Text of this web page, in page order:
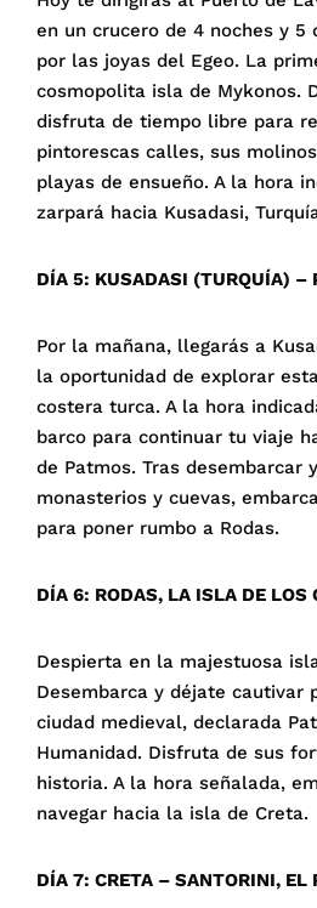
en un crucero de 4 noches y 5
por las joyas del Egeo. La
cosmopolita isla de Mykonos.
disfruta de tiempo libre para
pintorescas calles, sus
playas de ensueño. A la hora
zarpará hacia Kusadasi,
DÍA 5: KUSADASI (TURQUÍA) –
Por la mañana, llegarás a
la oportunidad de explorar
costera turca. A la hora
barco para continuar tu viaje
de Patmos. Tras desembarcar
monasterios y cuevas,
para poner rumbo a Rodas.
DÍA 6: RODAS, LA ISLA DE LOS
Despierta en la majestuosa
Desembarca y déjate cautivar
ciudad medieval, declarada
Humanidad. Disfruta de sus
historia. A la hora señalada,
navegar hacia la isla de Creta.
DÍA 7: CRETA – SANTORINI, EL